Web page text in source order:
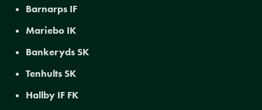
Barnarps IF
Mariebo IK
Bankeryds SK
Tenhults SK
Hallby IF FK